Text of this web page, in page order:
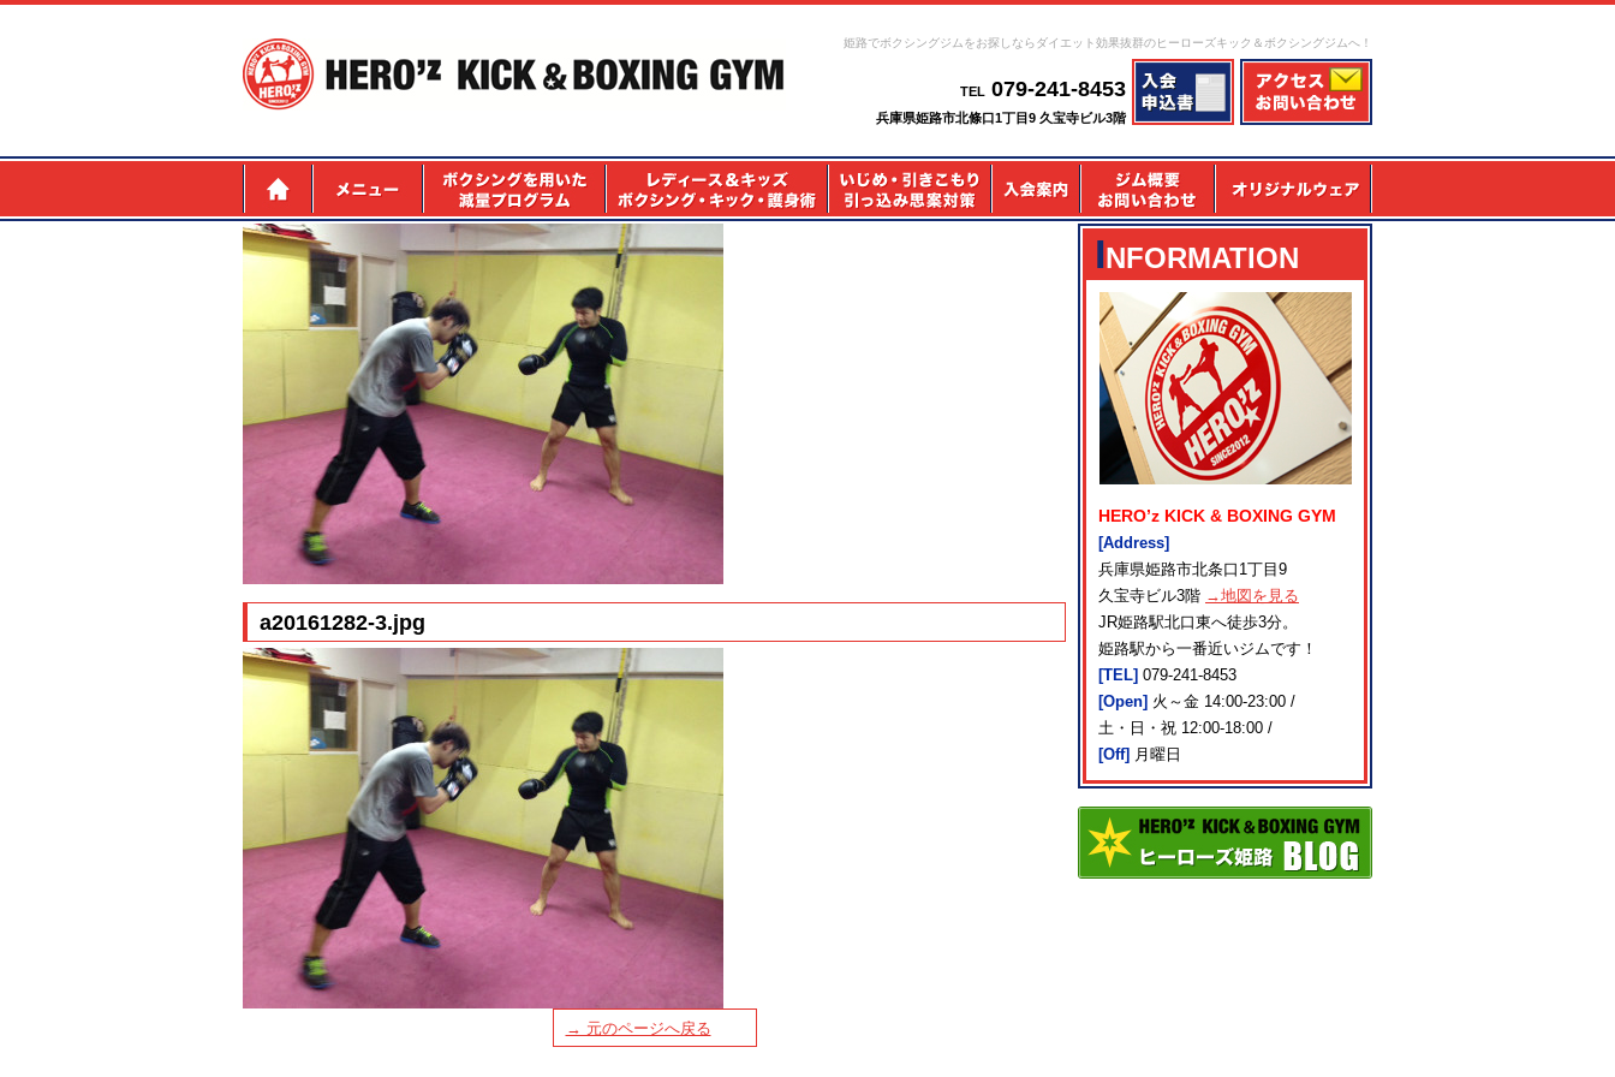
姫路でボクシングジムをお探しならダイエット効果抜群のヒーローズキック＆ボクシングジムへ！
TEL 079-241-8453
兵庫県姫路市北條口1丁目9 久宝寺ビル3階
a20161282-3.jpg
→ 元のページへ戻る
INFORMATION
HERO’z KICK & BOXING GYM
[Address]
兵庫県姫路市北条口1丁目9
久宝寺ビル3階 →地図を見る
JR姫路駅北口東へ徒歩3分。
姫路駅から一番近いジムです！
[TEL] 079-241-8453
[Open] 火～金 14:00-23:00 /
土・日・祝 12:00-18:00 /
[Off] 月曜日